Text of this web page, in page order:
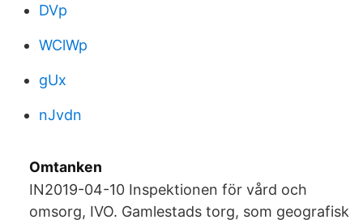
DVp
WClWp
gUx
nJvdn
Omtanken
IN2019-04-10 Inspektionen för vård och
omsorg, IVO. Gamlestads torg, som geografisk